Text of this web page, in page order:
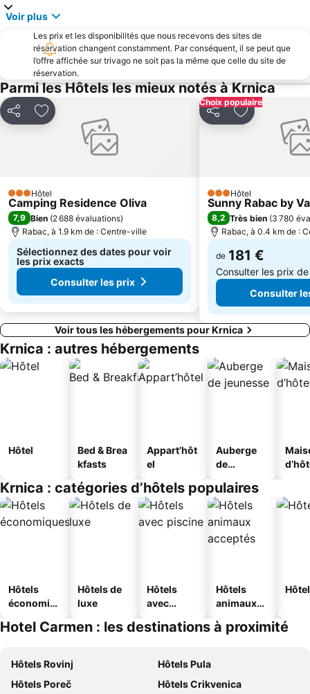
Voir plus
Les prix et les disponibilités que nous recevons des sites de
réservation changent constamment. Par conséquent, il se peut que
l’offre affichée sur trivago ne soit pas la même que celle du site de
réservation.
Parmi les Hôtels les mieux notés à Krnica
PartagerAjouter à mes favoris
3 Étoiles
Hôtel
Camping Residence Oliva
7,9 Bien (2 688 évaluations)
Rabac, à 1.9 km de : Centre-ville
Sélectionnez des dates pour voir
les prix exacts
Consulter les prix
Choix populaire
PartagerAjouter à
3 Étoiles
Hôtel
Sunny Rabac by
8,2 Très bien (3 780
Rabac, à 0.4 km de :
de 181 €
Consulter les prix
Consulter
Voir tous les hébergements pour Krnica
Krnica : autres hébergements
Hôtel
Bed & Brea
kfasts
Appart’hôt
el
Auberge
de
Krnica : catégories d’hôtels populaires
Hôtels
économiq
Hôtels de
luxe
Hôtels
avec
Hôtels
animaux
Hotel Carmen : les destinations à proximité
Hôtels Rovinj
Hôtels Pula
Hôtels Poreč
Hôtels Crikvenica